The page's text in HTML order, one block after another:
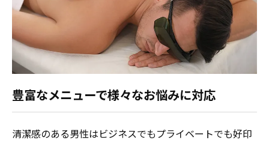
豊富なメニューで様々なお悩みに対応
清潔感のある男性はビジネスでもプライベートでも好印